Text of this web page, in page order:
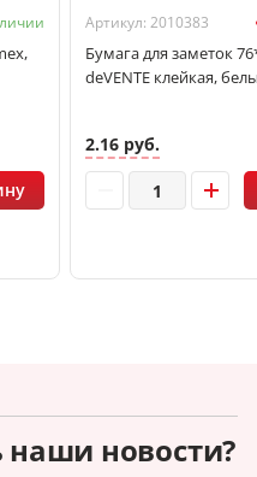
Артикул: 2010383
Бумага для заметок
deVENTE клейкая,
2.16 руб.
новости?